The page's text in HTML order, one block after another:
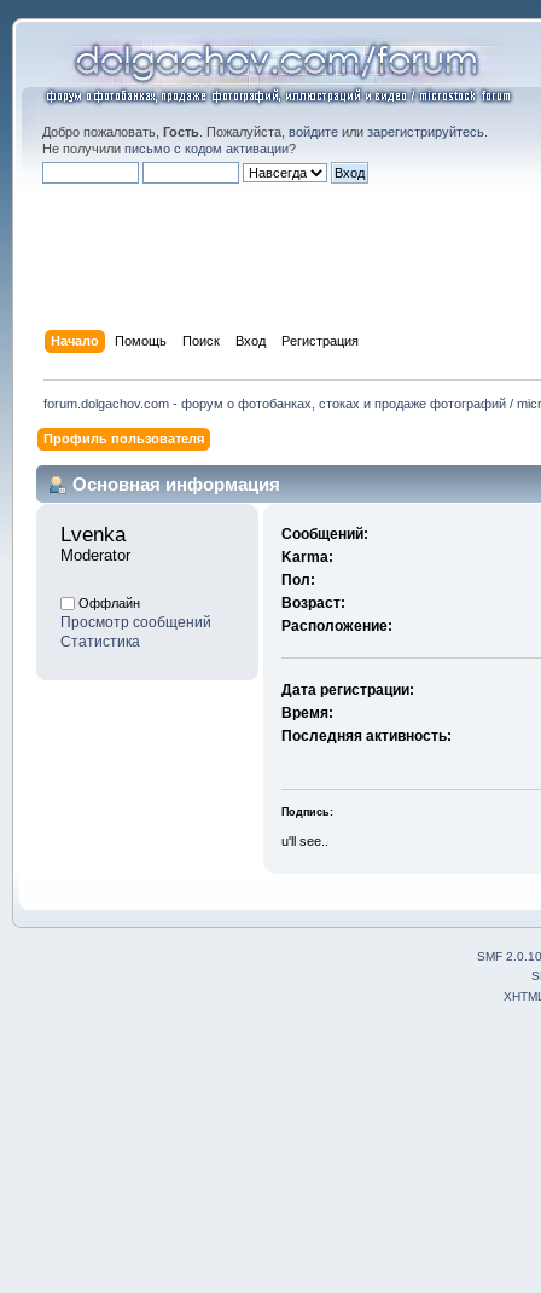
Добро пожаловать, Гость. Пожалуйста, войдитеили зарегистрируйтесь.
Не получили письмо с кодом активации?
Начало Помощь Поиск Вход Регистрация
forum.dolgachov.com - форум о фотобанках, стоках и продаже фотографий /
Профиль пользователя
Основная информация
Lvenka
Moderator
Оффлайн
Просмотр сообщений
Статистика
Сообщений:
Karma:
Пол:
Возраст:
Расположение:
Дата регистрации:
Время:
Последняя активность:
Подпись:
u'll see..
SMF